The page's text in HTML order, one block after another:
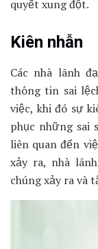
quyết xung đột.
Kiên nhẫn
Các nhà lãnh
thông tin sai
việc, khi đó sự
phục những sai
liên quan đến
xảy ra, nhà
chúng xảy ra và